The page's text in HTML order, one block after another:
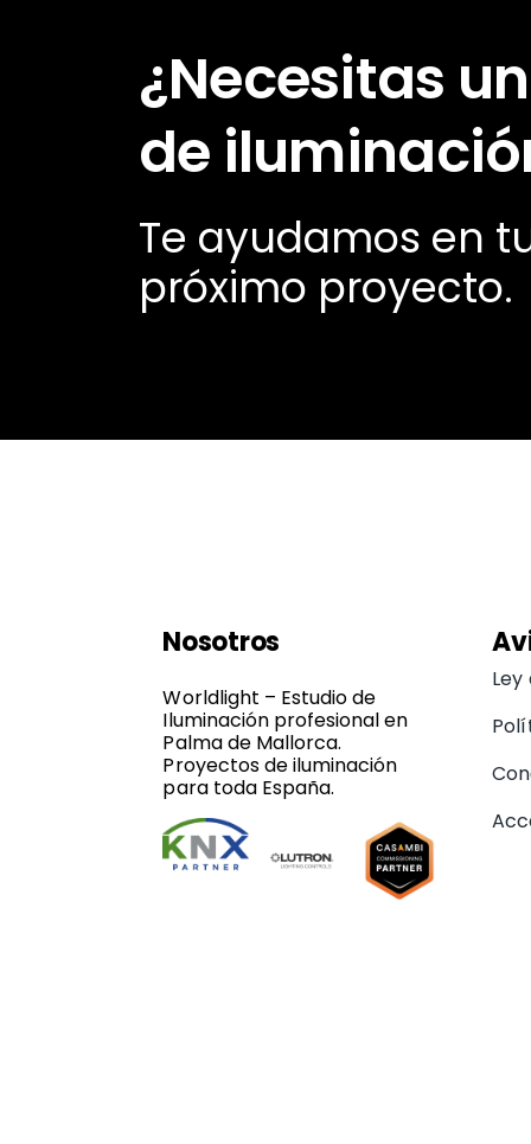
¿Necesitas
de
Te ayudamos en
próximo proyecto.
Nosotros
Worldlight – Estudio de
Iluminación profesional en
Palma de Mallorca.
Proyectos de iluminación
para toda España.
Ley